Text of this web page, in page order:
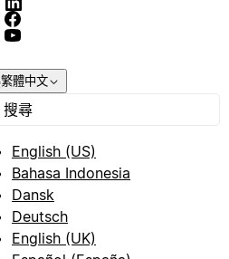
繁體中文
English (US)
Bahasa Indonesia
Dansk
Deutsch
English (UK)